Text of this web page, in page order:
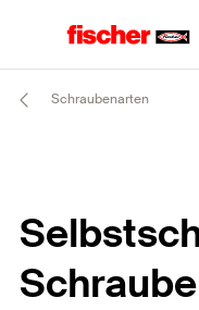
Schraubenarten